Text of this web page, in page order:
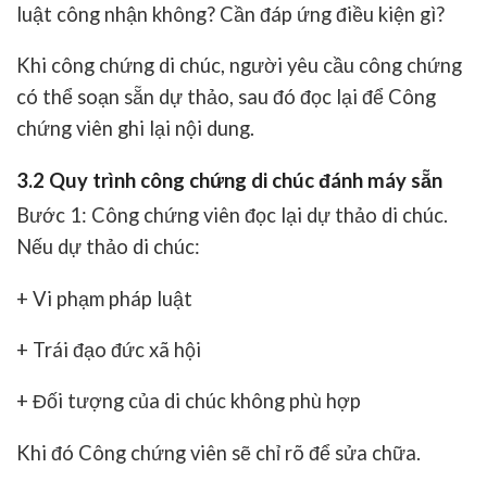
luật công nhận không? Cần đáp ứng điều kiện gì?
Khi công chứng di chúc, người yêu cầu công chứng
có thể soạn sẵn dự thảo, sau đó đọc lại để Công
chứng viên ghi lại nội dung.
3.2 Quy trình công chứng di chúc đánh máy sẵn
Bước 1: Công chứng viên đọc lại dự thảo di chúc.
Nếu dự thảo di chúc:
+ Vi phạm pháp luật
+ Trái đạo đức xã hội
+ Đối tượng của di chúc không phù hợp
Khi đó Công chứng viên sẽ chỉ rõ để sửa chữa.